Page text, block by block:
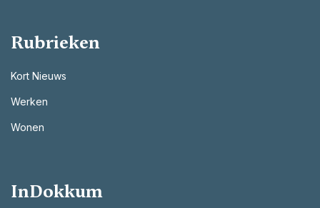
Rubrieken
Kort Nieuws
Werken
Wonen
InDokkum